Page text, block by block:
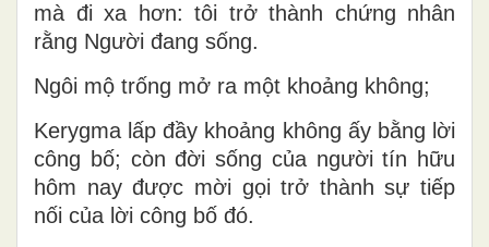
mà đi xa hơn: tôi trở thành chứng nhân
rằng Người đang sống.
Ngôi mộ trống mở ra một khoảng không;
Kerygma lấp đầy khoảng không ấy bằng lời
công bố; còn đời sống của người tín hữu
hôm nay được mời gọi trở thành sự tiếp
nối của lời công bố đó.